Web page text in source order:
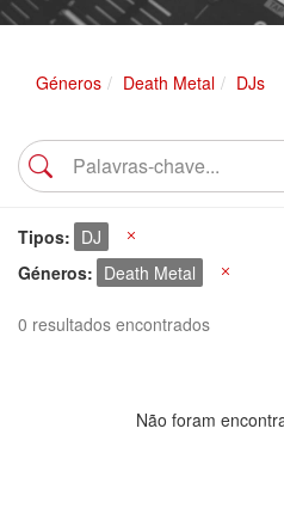
Géneros Death Metal DJs
Tipos DJ
Géneros
Death Metal
0 resultados encontrados
Não foram